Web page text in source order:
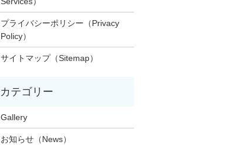
プライバシーポリシー（Privacy
Policy）
サイトマップ（Sitemap）
Gallery
お知らせ（News）